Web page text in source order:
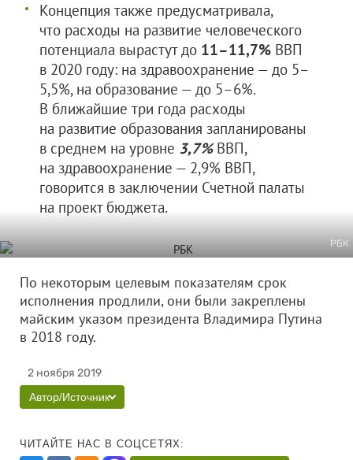
Концепция также предусматривала,
что расходы на развитие человеческого
потенциала вырастут до 11–11,7% ВВП
в 2020 году: на здравоохранение — до 5–
5,5%, на образование — до 5–6%.
В ближайшие три года расходы
на развитие образования запланированы
в среднем на уровне 3,7%ВВП,
на здравоохранение — 2,9% ВВП,
говорится в заключении Счетной палаты
на проект бюджета.
РБК
По некоторым целевым показателям срок
исполнения продлили, они были закреплены
майским указом президента Владимира Путина
в 2018 году.
2 ноября 2019
Автор/Источник
ЧИТАЙТЕ НАС В СОЦСЕТЯХ: